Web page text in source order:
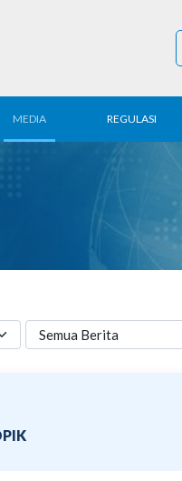
MEDIA REGULASI